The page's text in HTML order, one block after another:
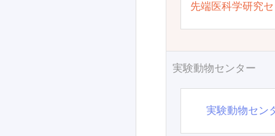
先端医科学研究
実験動物センター
実験動物セン